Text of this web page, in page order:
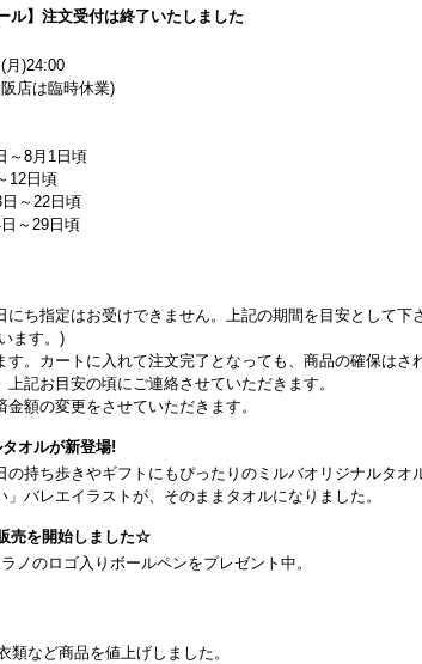
ル】注文受付は終了いたしました
月)24:00
店は臨時休業)
月1日頃
12日頃
～22日頃
29日頃
にち指定はお受けできません。上記の期間を目安として下
ます。)
す。カートに入れて注文完了となっても、商品の確保はさ
記お目安の頃にご連絡させていただきます。
額の変更をさせていただきます。
オルが新登場!
持ち歩きやギフトにもぴったりのミルバオリジナルタオ
バレエイラストが、そのままタオルになりました。
売を開始しました☆
ノのロゴ入りボールペンをプレゼント中。
類など商品を値上げしました。